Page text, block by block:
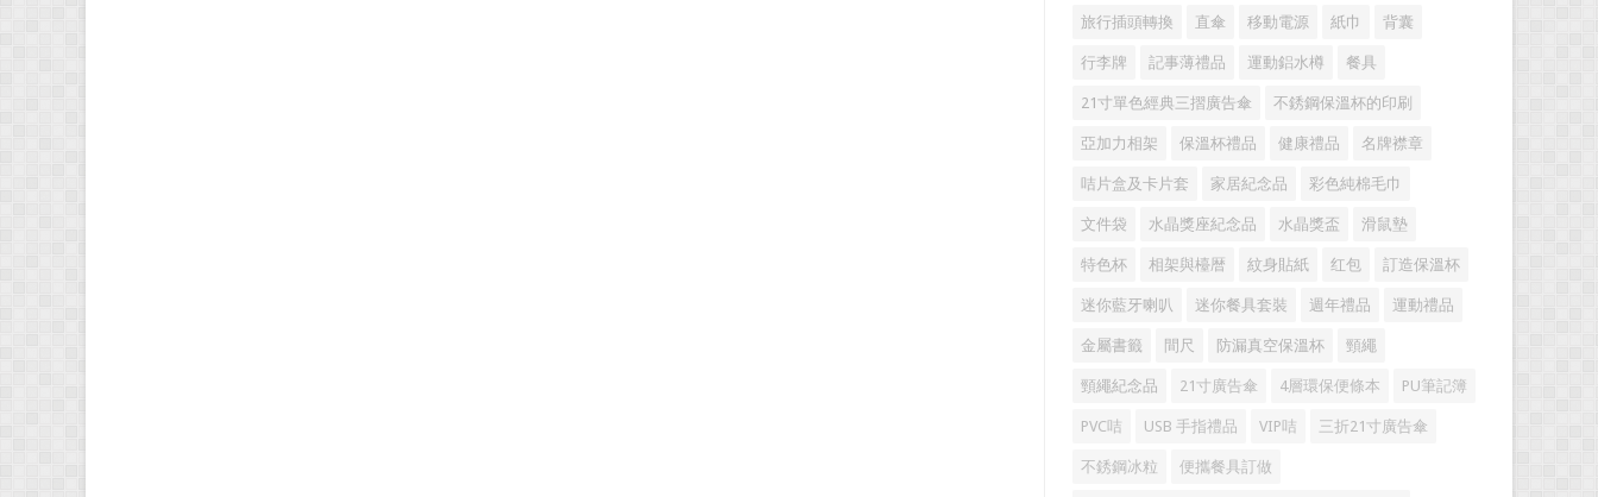
旅行插頭轉換 直傘 移動電源 紙巾 背囊
行李牌 記事薄禮品 運動鋁水樽 餐具
21寸單色經典三摺廣告傘 不銹鋼保溫杯的印刷
亞加力相架 保溫杯禮品 健康禮品 名牌襟章
咭片盒及卡片套 家居紀念品 彩色純棉毛巾
文件袋 水晶獎座紀念品 水晶獎盃 滑鼠墊
特色杯 相架與檯暦 紋身貼紙 红包 訂造保溫杯
迷你藍牙喇叭 迷你餐具套裝 週年禮品 運動禮品
金屬書籤 間尺 防漏真空保溫杯 頸繩
頸繩紀念品 21寸廣告傘 4層環保便條本 PU筆記簿
PVC咭 USB 手指禮品 VIP咭 三折21寸廣告傘
不銹鋼冰粒 便攜餐具訂做